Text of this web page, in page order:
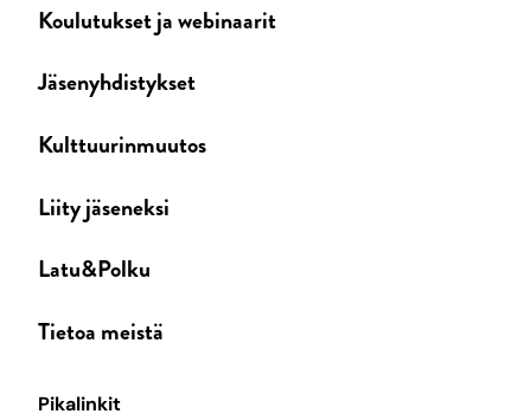
Koulutukset ja webinaarit
Jäsenyhdistykset
Kulttuurinmuutos
Liity jäseneksi
Latu&Polku
Tietoa meistä
Pikalinkit